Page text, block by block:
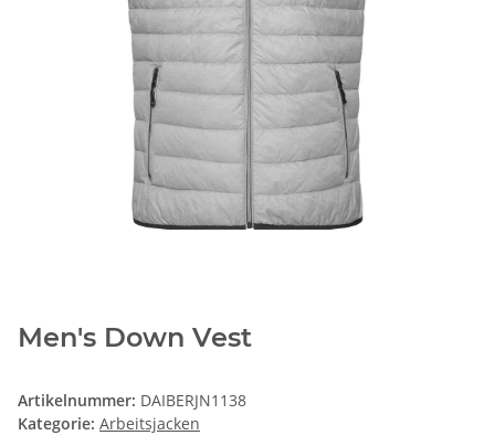
Men's Down Vest
Artikelnummer: DAIBERJN1138
Kategorie: Arbeitsjacken